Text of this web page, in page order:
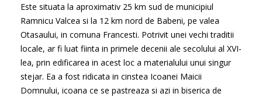
Este situata la aproximativ 25 km sud de municipiul
Ramnicu Valcea si la 12 km nord de Babeni, pe valea
Otasaului, in comuna Francesti. Potrivit unei vechi traditii
locale, ar fi luat fiinta in primele decenii ale secolului al XVI-
lea, prin edificarea in acest loc a materialului unui singur
stejar. Ea a fost ridicata in cinstea Icoanei Maicii
Domnului, icoana ce se pastreaza si azi in biserica de